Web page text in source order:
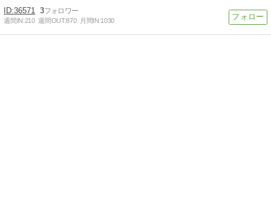
36571 3
週間IN:210 週間OUT:870 月間IN:1030